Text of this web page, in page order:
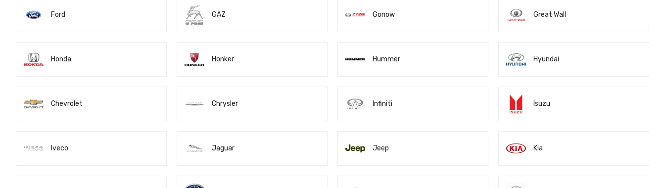
Ford GAZ Gonow Great Wall
Honda Honker Hummer Hyundai
Chevrolet Chrysler Infiniti Isuzu
Iveco Jaguar Jeep Kia